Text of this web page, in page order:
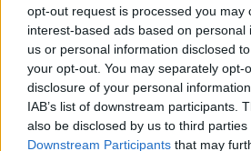
opt-out request is processed you may
interest-based ads based on personal
us or personal information disclosed
your opt-out. You may separately opt-
disclosure of your personal
IAB’s list of downstream participants.
also be disclosed by us to third parties
Downstream Participants that may
Christmas World
Capitale
natalizio più
4 anni fa
Alla Galleria
l’autovelox.
il limite. Dal 30